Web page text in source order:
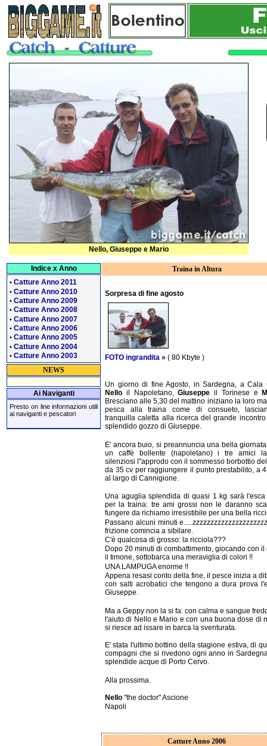
Indice x Anno
• Catture Anno 2011
• Catture Anno 2010
• Catture Anno 2009
• Catture Anno 2008
• Catture Anno 2007
• Catture Anno 2006
• Catture Anno 2005
• Catture Anno 2004
• Catture Anno 2003
NEWS
Ai Naviganti
Presto on line informazioni utili
ai naviganti e pescatori
Traina in Altura
Sorpresa di fine agosto
FOTO ingrandita » ( 80 Kbyte )
Un giorno di fine Agosto, in Sardegna, a Cala
Nello il Napoletano,Giuseppe il Torinese e
Bresciano alle 5,30 del mattino iniziano la loro
pesca alla traina come di consueto,
tranquilla caletta alla ricerca del grande
splendido gozzo di Giuseppe.
E' ancora buio, si preannuncia una bella
un caffè bollente (napoletano) i tre amici
silenziosi l''approdo con il sommesso borbottio
da 35 cv per raggiungere il punto prestabilito, a
al largo di Cannigione.
Una aguglia splendida di quasi 1 kg sarà
per la traina: tre ami grossi non le daranno
fungere da richiamo irresistibile per una bella
Passano alcuni minuti
frizione comincia a sibilare.
C'è qualcosa di grosso: la ricciola???
Dopo 20 minuti di combattimento, giocando con il
il timone, sottobarca una meraviglia di colori !!
UNA LAMPUGA enorme !!
Appena resasi conto della fine, il pesce inizia a
con salti acrobatici che tengono a dura prova
Giuseppe.
Ma a Geppy non la si fa: con calma e sangue
l'aiuto di Nello e Mario e con una buona dose di
si riesce ad issare in barca la sventurata.
E' stata l'ultimo bottino della stagione estiva, di
compagni che si rivedono ogni anno in
splendide acque di Porto Cervo.
Alla prossima.
Nello "the doctor" Ascione
Napoli
Catture Anno 2006
Nello, Giuseppe e Mario